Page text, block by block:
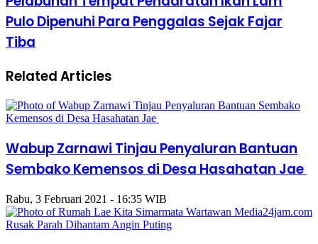
Pulo Dipenuhi Para Penggalas Sejak Fajar
Tiba
Related Articles
Wabup Zarnawi Tinjau Penyaluran Bantuan
Sembako Kemensos di Desa Hasahatan Jae
Rabu, 3 Februari 2021 - 16:35 WIB